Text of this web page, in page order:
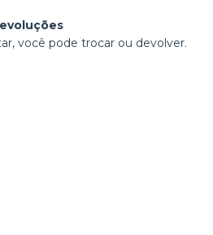
você pode trocar ou devolver.